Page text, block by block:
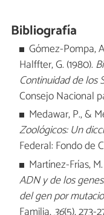
Bibliografía
Gómez-Pompa,
Halffter, G. (1980).
Continuidad de los
Consejo Nacional
Medawar, P., &
Zoológicos: Un
Federal: Fondo de
Martínez-Frías,
ADN y de los
del gen por